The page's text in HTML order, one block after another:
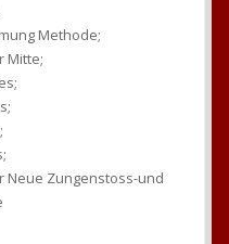
Methode;
Mitte;
Neue Zungenstoss-und